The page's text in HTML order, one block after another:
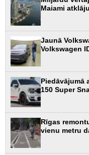
Maiami
Jaunā
Volkswagen
Piedāvājumā
150 Super
Rīgas
vienu metru